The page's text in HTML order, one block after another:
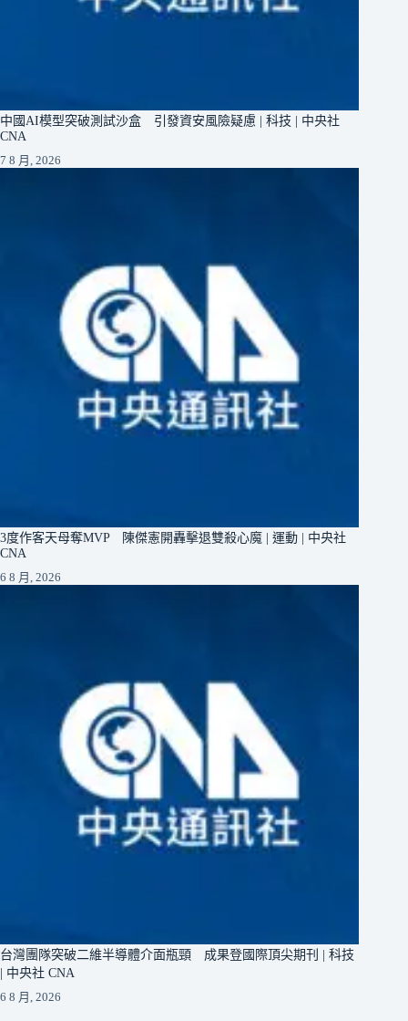
中國AI模型突破測試沙盒 引發資安風險疑慮 | 科技 | 中央社
CNA
7 8 月, 2026
3度作客天母奪MVP 陳傑憲開轟擊退雙殺心魔 | 運動 | 中央社
CNA
6 8 月, 2026
台灣團隊突破二維半導體介面瓶頸 成果登國際頂尖期刊 | 科技
| 中央社 CNA
6 8 月, 2026